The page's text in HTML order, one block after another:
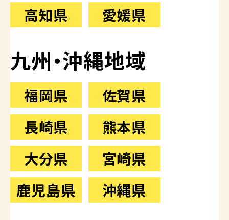
高知県
愛媛県
九州・沖縄地域
福岡県
佐賀県
長崎県
熊本県
大分県
宮崎県
鹿児島県
沖縄県